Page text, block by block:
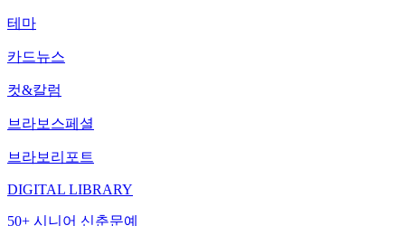
테마
카드뉴스
컷&칼럼
브라보스페셜
브라보리포트
DIGITAL LIBRARY
50+ 시니어 신춘문예